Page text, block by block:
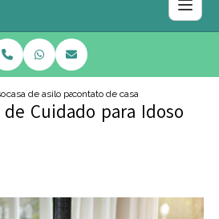
casa de asilo para idosocontato de casa de cuidado para
Cuidado para Idoso